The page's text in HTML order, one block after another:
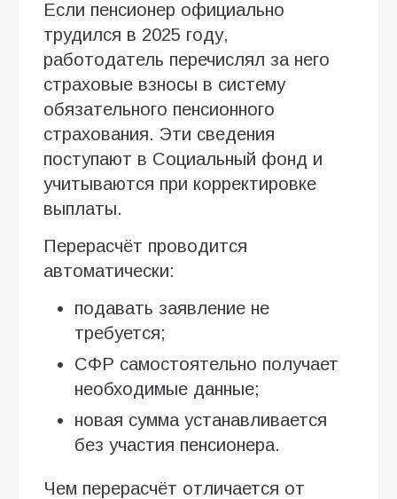
Если пенсионер официально
трудился в 2025 году,
работодатель перечислял за него
страховые взносы в систему
обязательного пенсионного
страхования. Эти сведения
поступают в Социальный фонд и
учитываются при корректировке
выплаты.
Перерасчёт проводится
автоматически:
подавать заявление не
требуется;
СФР самостоятельно получает
необходимые данные;
новая сумма устанавливается
без участия пенсионера.
Чем перерасчёт отличается от